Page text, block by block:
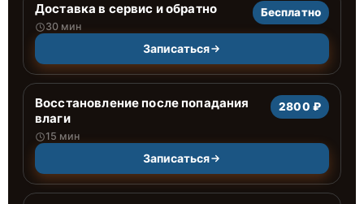
Доставка в сервис и обратно
30 мин
Бесплатно
Записаться
Восстановление после попадания
влаги
15 мин
2800 ₽
Записаться